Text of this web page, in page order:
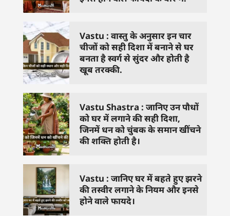
Vastu : वास्तु के अनुसार इन चार
चीजों को सही दिशा में बनाने से घर
बनता है स्वर्ग से सुंदर और होती है
खूब तरक्की.
Vastu Shastra : जानिए उन पौधों
को घर में लगाने की सही दिशा,
जिनमें धन को चुंबक के समान खींचने
की शक्ति होती है।
Vastu : जानिए घर में बहते हुए झरने
की तस्वीर लगाने के नियम और इनसे
होने वाले फायदे।